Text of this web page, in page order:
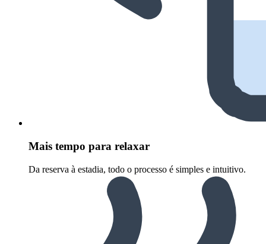
Mais tempo para relaxar
Da reserva à estadia, todo o processo é simples e intuitivo.